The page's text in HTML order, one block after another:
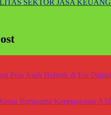
SEKTOR JASA
Pola Asuh Holistik di Era
Kerjasama Kepegawaian